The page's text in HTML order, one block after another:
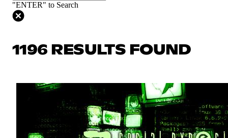
"ENTER" to Search
1196 RESULTS FOUND